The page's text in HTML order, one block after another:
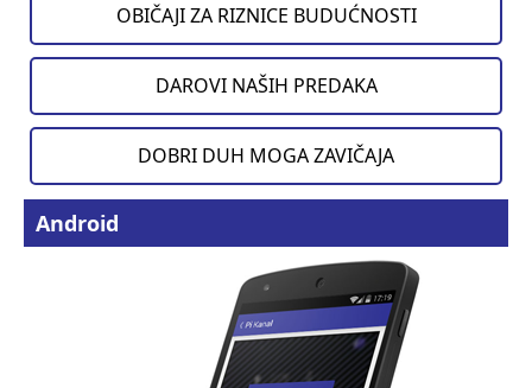
OBIČAJI ZA RIZNICE BUDUĆNOSTI
DAROVI NAŠIH PREDAKA
DOBRI DUH MOGA ZAVIČAJA
Android